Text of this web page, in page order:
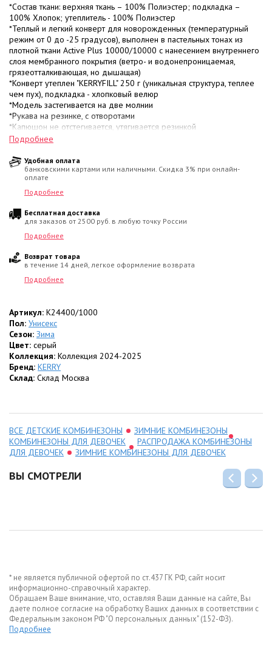
*Состав ткани: верхняя ткань – 100% Полиэстер; подкладка –
100% Хлопок; утеплитель - 100% Полиэстер
*Теплый и легкий конверт для новорожденных (температурный
режим от 0 до -25 градусов), выполнен в пастельных тонах из
плотной ткани Active Plus 10000/10000 с нанесением внутреннего
слоя мембранного покрытия (ветро- и водонепроницаемая,
грязеотталкивающая, но дышащая)
*Конверт утеплен "KERRYFILL" 250 г (уникальная структура, теплее
чем пух), подкладка - хлопковый велюр
*Модель застегивается на две молнии
*Рукава на резинке, с отворотами
*Капюшон не отстегивается, утягивается резинкой
*Есть прорези для ремня автокресла
Подробнее
Удобная оплата
банковскими картами или наличными. Скидка 3% при онлайн-
оплате
Подробнее
Бесплатная доставка
для заказов от 2500 руб. в любую точку России
Подробнее
Возврат товара
в течение 14 дней, легкое оформление возврата
Подробнее
Артикул: K24400/1000
Пол: Унисекс
Сезон: Зима
Цвет: серый
Коллекция: Коллекция 2024-2025
Бренд: KERRY
Склад: Склад Москва
ВСЕ ДЕТСКИЕ КОМБИНЕЗОНЫ
ЗИМНИЕ КОМБИНЕЗОНЫ
КОМБИНЕЗОНЫ ДЛЯ ДЕВОЧЕК
РАСПРОДАЖА КОМБИНЕЗОНЫ
ДЛЯ ДЕВОЧЕК
ЗИМНИЕ КОМБИНЕЗОНЫ ДЛЯ ДЕВОЧЕК
ВЫ СМОТРЕЛИ
* не является публичной офертой по ст.437 ГК РФ, сайт носит
информационно-справочный характер.
Обращаем Ваше внимание, что, оставляя Ваши данные на сайте, Вы
даете полное согласие на обработку Ваших данных в соответствии с
Федеральным законом РФ "О персональных данных" (152-ФЗ).
Подробнее